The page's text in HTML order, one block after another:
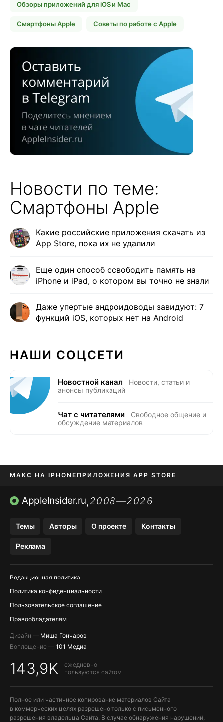
Обзоры приложений для iOS и Mac
Смартфоны Apple Советы по работе с Apple
Новости по теме:
Смартфоны Apple
Какие российские приложения скачать из
App Store, пока их не удалили
Еще один способ освободить память на
iPhone и iPad, о котором вы точно не знали
Даже упертые андроидоводы завидуют: 7
функций iOS, которых нет на Android
НАШИ СОЦСЕТИ
Новостной канал
Новости, статьи и
анонсы публикаций
Чат с читателями
Свободное общение и
обсуждение материалов
МАКС НА IPHONE ПРИЛОЖЕНИЯ APP STORE
TIKTOK НА IPHONEПРИЛОЖЕНИЯ БЕЗ APP STORE
AppleInsider.ru,2008—2026
Темы Авторы О проекте Контакты
Реклама
Редакционная политика
Политика конфиденциальности
Пользовательское соглашение
Правообладателям
Дизайн — Миша Гончаров
Воплощение — 101 Медиа
143,9K
ежедневно
пользуются сайтом
Полное или частичное копирование материалов Сайта
в коммерческих целях разрешено только с письменного
разрешения владельца Сайта. В случае обнаружения нарушений,